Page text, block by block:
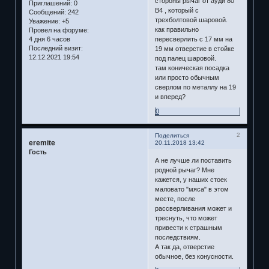
Приглашений: 0
Сообщений: 242
Уважение: +5
Провел на форуме:
4 дня 6 часов
Последний визит:
12.12.2021 19:54
В4 , который с
трехболтовой шаровой.
как правильно
пересверлить с 17 мм на
19 мм отверстие в стойке
под палец шаровой.
там коническая посадка
или просто обычным
сверлом по металлу на 19
и вперед?
0
Поделиться
2
20.11.2018 13:42
eremite
Гость
А не лучше ли поставить
родной рычаг? Мне
кажется, у наших стоек
маловато "мяса" в этом
месте, после
рассверливания может и
треснуть, что может
привести к страшным
последствиям.
А так да, отверстие
обычное, без конусности.